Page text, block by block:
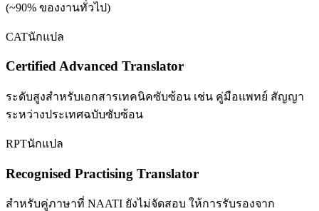
(~90% ของงานทั่วไป)
CATนักแปล
Certified Advanced Translator
ระดับสูงสำหรับเอกสารเทคนิคซับซ้อน เช่น คู่มือแพทย์ สัญญา
ระหว่างประเทศฉบับซับซ้อน
RPTนักแปล
Recognised Practising Translator
สำหรับคู่ภาษาที่ NAATI ยังไม่จัดสอบ ให้การรับรองจาก